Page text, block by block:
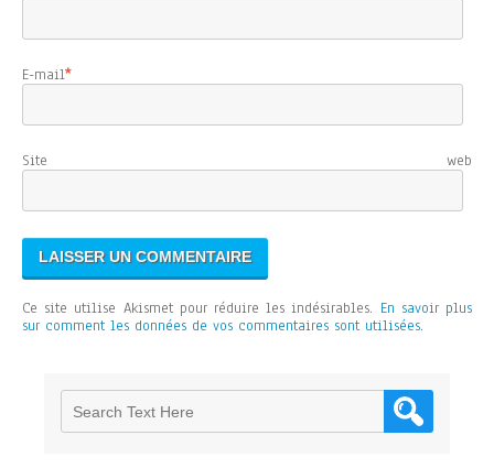
E-mail*
Site web
Ce site utilise Akismet pour réduire les indésirables. En savoir plus
sur comment les données de vos commentaires sont utilisées.